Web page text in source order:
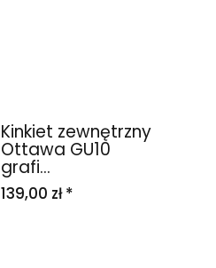
Kinkiet zewnętrzny
Ottawa GU10
grafi...
139,00 zł *